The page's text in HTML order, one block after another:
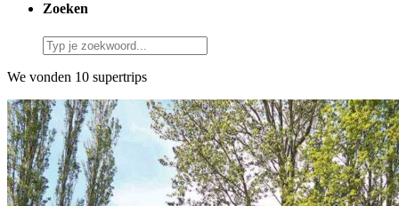
Zoeken
We vonden 10 supertrips